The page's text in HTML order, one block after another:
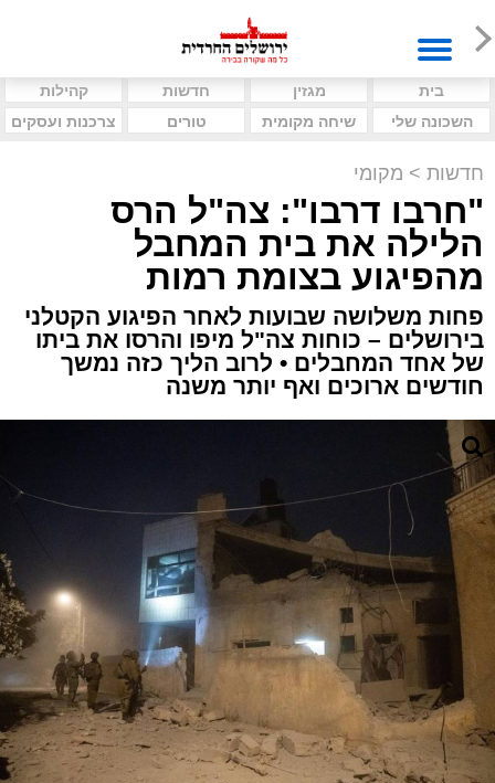
בית מגזין חדשות
קהילות
השכונה שלי
שיחה מקומית טורים צרכנות ועסקים
חדשות > מקומי
"חרבו דרבו": צה"ל הרס
הלילה את בית המחבל
מהפיגוע בצומת רמות
פחות משלושה שבועות לאחר הפיגוע הקטלני
בירושלים – כוחות צה"ל מיפו והרסו את ביתו
של אחד המחבלים • לרוב הליך כזה נמשך
חודשים ארוכים ואף יותר משנה